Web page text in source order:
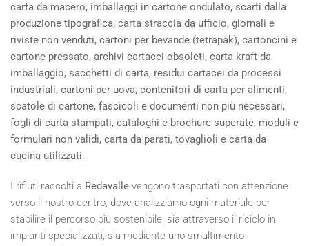
carta da macero, imballaggi in cartone ondulato, scarti dalla
produzione tipografica, carta straccia da ufficio, giornali e
riviste non venduti, cartoni per bevande (tetrapak), cartoncini e
cartone pressato, archivi cartacei obsoleti, carta kraft da
imballaggio, sacchetti di carta, residui cartacei da processi
industriali, cartoni per uova, contenitori di carta per alimenti,
scatole di cartone, fascicoli e documenti non più necessari,
fogli di carta stampati, cataloghi e brochure superate, moduli e
formulari non validi, carta da parati, tovaglioli e carta da
cucina utilizzati.
I rifiuti raccolti a Redavalle vengono trasportati con attenzione
verso il nostro centro, dove analizziamo ogni materiale per
stabilire il percorso più sostenibile, sia attraverso il riciclo in
impianti specializzati, sia mediante uno smaltimento